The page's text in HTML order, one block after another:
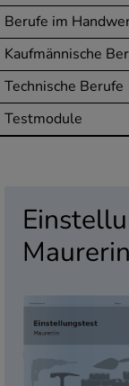
Berufe im
Kaufmännische
Technische Berufe
Testmodule
Maurerin